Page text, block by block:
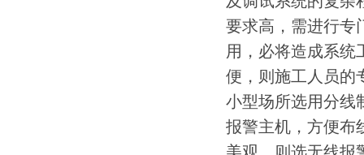
要求高，需进行专
用，必将造成系统
便，则施工人员的
小型场所选用分线
报警主机，方便布